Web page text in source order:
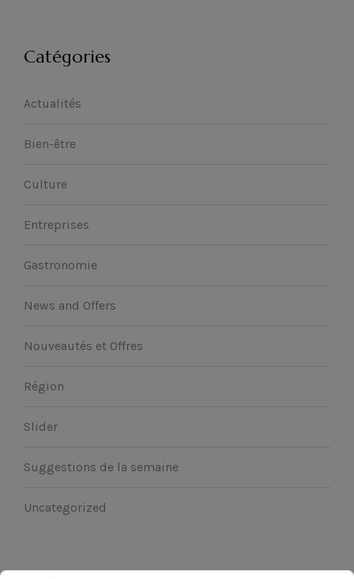
Catégories
Actualités
Bien-être
Culture
Entreprises
Gastronomie
News and Offers
Nouveautés et Offres
Région
Slider
Suggestions de la semaine
Uncategorized